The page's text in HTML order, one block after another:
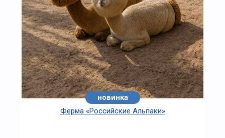
новинка
Ферма «Российские Альпаки»